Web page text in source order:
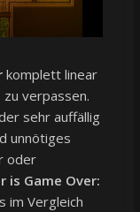
komplett linear
verpassen.
sehr auffällig
unnötiges
oder
is Game Over:
im Vergleich